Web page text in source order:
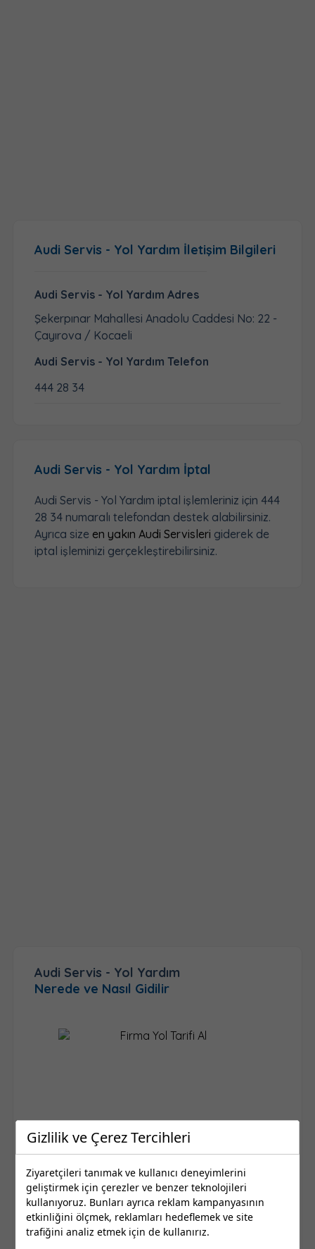
Gizlilik ve Çerez Tercihleri
Ziyaretçileri tanımak ve kullanıcı deneyimlerini
geliştirmek için çerezler ve benzer teknolojileri
kullanıyoruz. Bunları ayrıca reklam kampanyasının
etkinliğini ölçmek, reklamları hedeflemek ve site
trafiğini analiz etmek için de kullanırız.
Audi Servis - Yol Yardım İletişim Bilgileri
Audi Servis - Yol Yardım Adres
Şekerpınar Mahallesi Anadolu Caddesi No: 22 -
Çayırova / Kocaeli
Audi Servis - Yol Yardım Telefon
444 28 34
Audi Servis - Yol Yardım İptal
Audi Servis - Yol Yardım iptal işlemleriniz için 444
28 34numaralı telefondan destek alabilirsiniz.
Ayrıca size en yakın Audi Servisleri giderek de
iptal işleminizi gerçekleştirebilirsiniz.
Audi Servis - Yol Yardım
Nerede ve Nasıl Gidilir
Yol Tarifi Al